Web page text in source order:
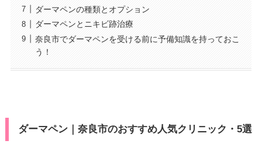
ダーマペンの種類とオプション
ダーマペンとニキビ跡治療
奈良市でダーマペンを受ける前に予備知識を持っておこ
う！
ダーマペン｜奈良市のおすすめ人気クリニック・5選